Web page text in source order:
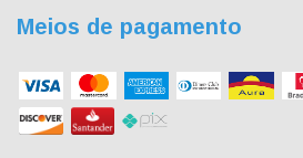
Meios de pagamento